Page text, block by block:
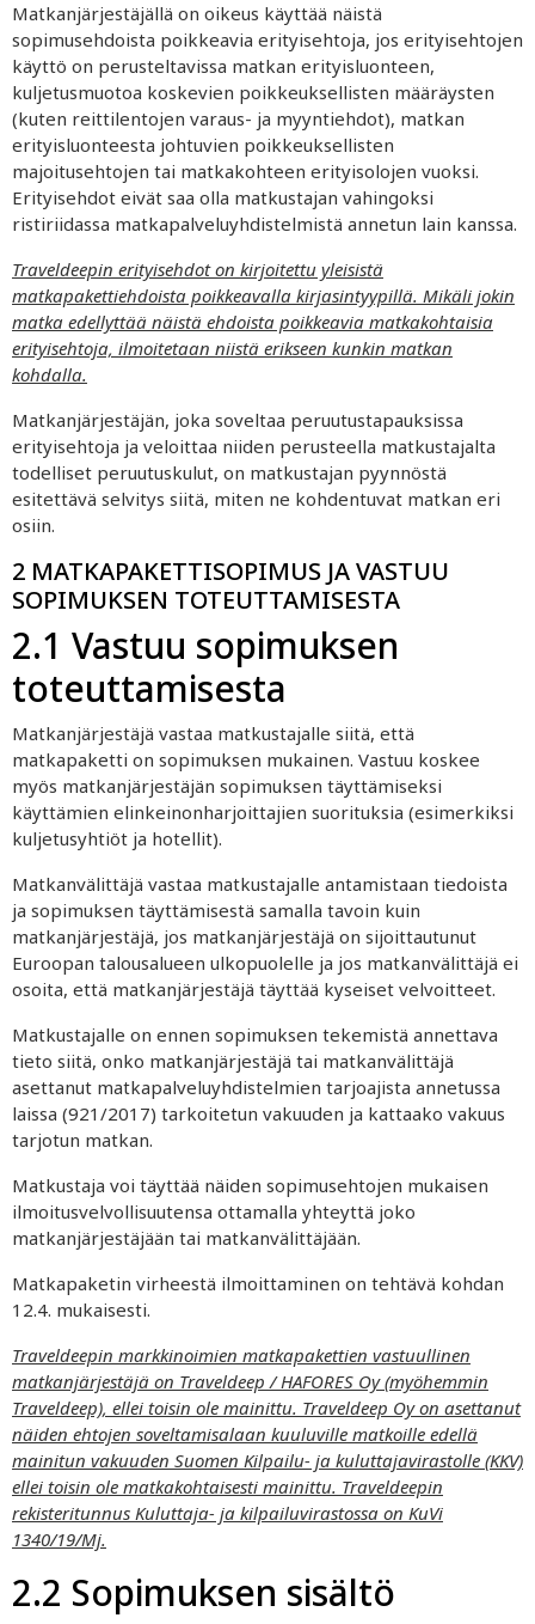
Matkanjärjestäjällä on oikeus käyttää näistä
sopimusehdoista poikkeavia erityisehtoja, jos erityisehtojen
käyttö on perusteltavissa matkan erityisluonteen,
kuljetusmuotoa koskevien poikkeuksellisten määräysten
(kuten reittilentojen varaus- ja myyntiehdot), matkan
erityisluonteesta johtuvien poikkeuksellisten
majoitusehtojen tai matkakohteen erityisolojen vuoksi.
Erityisehdot eivät saa olla matkustajan vahingoksi
ristiriidassa matkapalveluyhdistelmistä annetun lain kanssa.
Traveldeepin erityisehdot on kirjoitettu yleisistä
matkapakettiehdoista poikkeavalla kirjasintyypillä. Mikäli jokin
matka edellyttää näistä ehdoista poikkeavia matkakohtaisia
erityisehtoja, ilmoitetaan niistä erikseen kunkin matkan
kohdalla.
Matkanjärjestäjän, joka soveltaa peruutustapauksissa
erityisehtoja ja veloittaa niiden perusteella matkustajalta
todelliset peruutuskulut, on matkustajan pyynnöstä
esitettävä selvitys siitä, miten ne kohdentuvat matkan eri
osiin.
2 MATKAPAKETTISOPIMUS JA VASTUU
SOPIMUKSEN TOTEUTTAMISESTA
2.1 Vastuu sopimuksen
toteuttamisesta
Matkanjärjestäjä vastaa matkustajalle siitä, että
matkapaketti on sopimuksen mukainen. Vastuu koskee
myös matkanjärjestäjän sopimuksen täyttämiseksi
käyttämien elinkeinonharjoittajien suorituksia (esimerkiksi
kuljetusyhtiöt ja hotellit).
Matkanvälittäjä vastaa matkustajalle antamistaan tiedoista
ja sopimuksen täyttämisestä samalla tavoin kuin
matkanjärjestäjä, jos matkanjärjestäjä on sijoittautunut
Euroopan talousalueen ulkopuolelle ja jos matkanvälittäjä ei
osoita, että matkanjärjestäjä täyttää kyseiset velvoitteet.
Matkustajalle on ennen sopimuksen tekemistä annettava
tieto siitä, onko matkanjärjestäjä tai matkanvälittäjä
asettanut matkapalveluyhdistelmien tarjoajista annetussa
laissa (921/2017) tarkoitetun vakuuden ja kattaako vakuus
tarjotun matkan.
Matkustaja voi täyttää näiden sopimusehtojen mukaisen
ilmoitusvelvollisuutensa ottamalla yhteyttä joko
matkanjärjestäjään tai matkanvälittäjään.
Matkapaketin virheestä ilmoittaminen on tehtävä kohdan
12.4. mukaisesti.
Traveldeepin markkinoimien matkapakettien vastuullinen
matkanjärjestäjä on Traveldeep / HAFORES Oy (myöhemmin
Traveldeep), ellei toisin ole mainittu. Traveldeep Oy on asettanut
näiden ehtojen soveltamisalaan kuuluville matkoille edellä
mainitun vakuuden Suomen Kilpailu- ja kuluttajavirastolle (KKV)
ellei toisin ole matkakohtaisesti mainittu. Traveldeepin
rekisteritunnus Kuluttaja- ja kilpailuvirastossa on KuVi
1340/19/Mj.
2.2 Sopimuksen sisältö